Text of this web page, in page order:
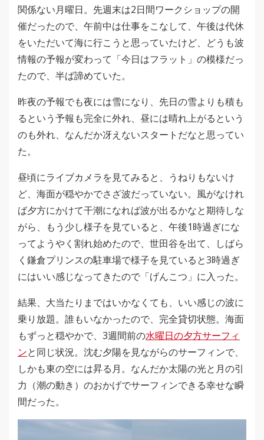
関係ない月曜日。先週末は2日間ワークショップの開
催だったので、午前中は仕事をこなして、午後は代休
をいただいて海に行こうと思っていたけど、どうも波
情報の予報が変わって「今日はフラット」の模様だっ
たので、半ば諦めていた。
昨夜の予報でも夜には雪になり、先日の雪よりも積も
るという予報も完全に外れ、昼には晴れ上がるという
のも外れ、なんだか冴えないスタートだなと思ってい
た。
昼頃にライブカメラを見てみると、うねりもないけ
ど、海面が穏やかでさざ波だっていない。風がなけれ
ば夕方にかけて干潮になれば波が出るかなと期待しな
がら、もう少し様子を見ていると、午後1時過ぎにな
ってようやく割れ始めたので、世田谷を出て、しばら
く鎌倉プリンスの駐車場で様子を見ていると3時過ぎ
にはいい感じなってきたので「げんこつ」に入った。
結果、大当たりまではいかなくても、いい感じの波に
乗り放題。誰もいなかったので、完全貸切状態。海面
もずっと穏やかで、3週間前の水曜日の夕方サーフィ
ンと同じ状況。沈む夕陽を見ながらのサーフィンで、
しかも東の空には昇る月。なんだか太陽の光と月の引
力（潮の動き）のおかげでサーフィンできる幸せな瞬
間だった。